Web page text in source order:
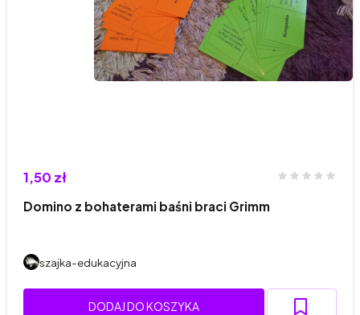
1,50 zł
Domino z bohaterami baśni braci Grimm
szajka-edukacyjna
DODAJ DO KOSZYKA